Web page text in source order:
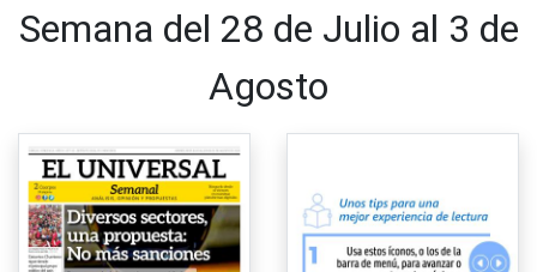
Semana del 28 de Julio al 3 de
Agosto